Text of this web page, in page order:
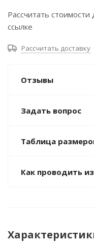
Рассчитать
ссылке
Рассчитать доставку
Отзывы
Задать вопрос
Таблица
Как проводить